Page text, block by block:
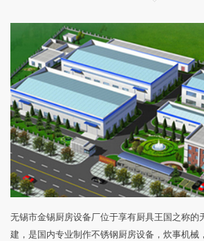
无锡市金锡厨房设备厂位于享有厨具王国之称的
建，是国内专业制作不锈钢厨房设备，炊事机械